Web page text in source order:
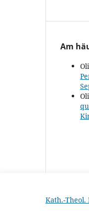
Am
Kath.-Theol.